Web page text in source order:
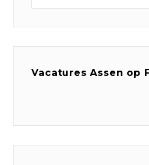
Vacatures Assen op